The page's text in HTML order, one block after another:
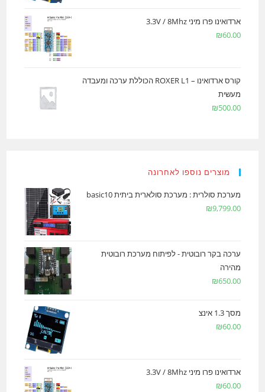
ארדואינו פרו מיני 3.3V / 8Mhz
₪60.00
קורס ארדואינו – ROXER L1 הכוללת ערכה ומעבדה
מעשית
₪500.00
מוצרים נוספו לאחרונה
מערכת סולרית : מערכת סולארית ביתית basic10
₪9,799.00
ערכה בקר רובוטית - לפיתוח מערכת רובוטית
מהירה
₪650.00
מסך 1.3 אינצ
₪60.00
ארדואינו פרו מיני 3.3V / 8Mhz
₪60.00